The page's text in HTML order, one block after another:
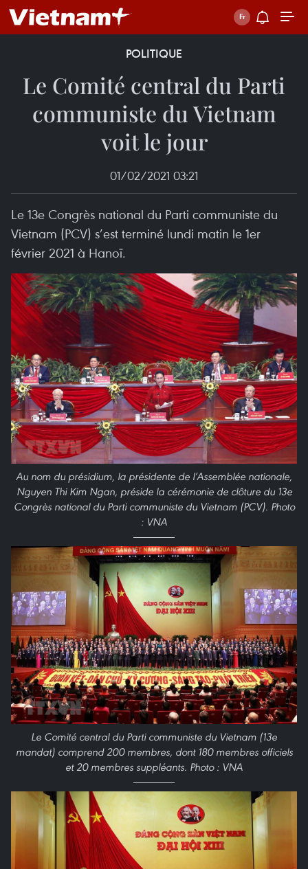
POLITIQUE
Le Comité central du Parti
communiste du Vietnam
voit le jour
01/02/2021 03:21
Le 13e Congrès national du Parti communiste du
Vietnam (PCV) s’est terminé lundi matin le 1er
février 2021 à Hanoï.
Au nom du présidium, la présidente de l’Assemblée nationale,
Nguyen Thi Kim Ngan, préside la cérémonie de clôture du 13e
Congrès national du Parti communiste du Vietnam (PCV). Photo
: VNA
Le Comité central du Parti communiste du Vietnam (13e
mandat) comprend 200 membres, dont 180 membres officiels
et 20 membres suppléants. Photo : VNA